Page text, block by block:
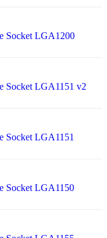
Socket LGA1200
Socket LGA1151 v2
Socket LGA1151
Socket LGA1150